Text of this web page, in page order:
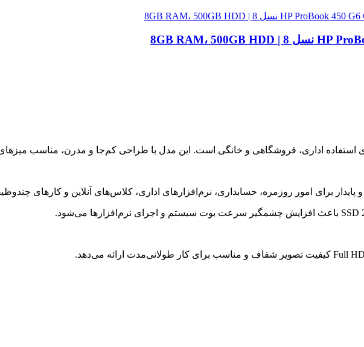
استفاده اداری، فروشگاهی و خانگی است. این مدل با طراحی کم‌جا و مدرن، مناسب